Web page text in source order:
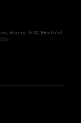
Bureau 600, Montréal,
-